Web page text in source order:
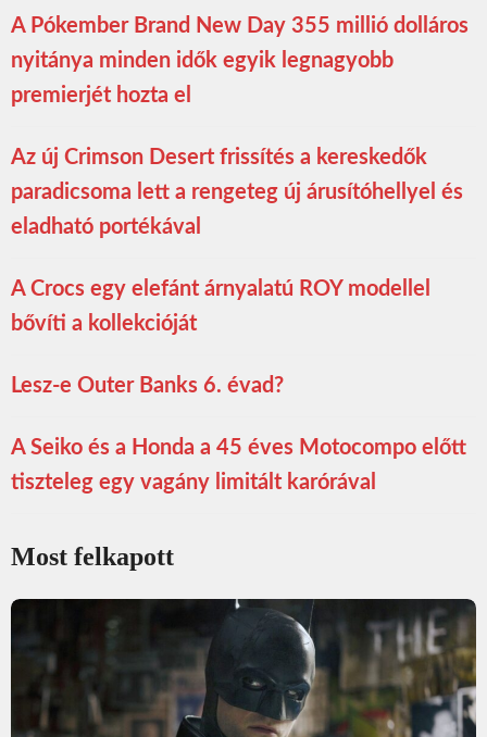
A Pókember Brand New Day 355 millió dolláros
nyitánya minden idők egyik legnagyobb
premierjét hozta el
Az új Crimson Desert frissítés a kereskedők
paradicsoma lett a rengeteg új árusítóhellyel és
eladható portékával
A Crocs egy elefánt árnyalatú ROY modellel
bővíti a kollekcióját
Lesz-e Outer Banks 6. évad?
A Seiko és a Honda a 45 éves Motocompo előtt
tiszteleg egy vagány limitált karórával
Most felkapott